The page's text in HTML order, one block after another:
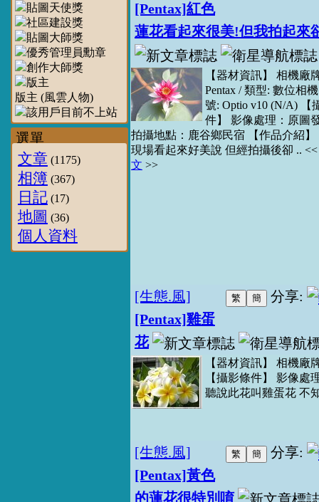
版主 (風雲人物)
選單
文章 (1175)
相簿 (367)
日記 (17)
地圖 (36)
個人資料
[Pentax]紅色
蓮花看起來很美!但我拍起來
【器材資訊】 相機廠
Pentax / 類型: 數位相
號: Optio v10 (N/A) 【
件】 影像處理：原圖
拍攝地點：鹿谷鄉民宿 【作品介紹】
現場看起來好美說 但經拍攝後卻 ..
文 >>
分享:
[生態.風]
[Pentax]雞蛋
花
【器材資訊】 相機廠
【攝影條件】 影像
聽說此花叫雞蛋花 不
分享:
[生態.風]
[Pentax]黃色
的蓮花很特別唷